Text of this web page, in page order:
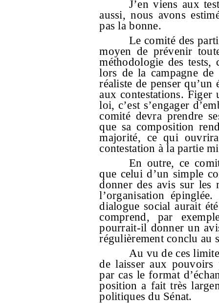
J’en viens aux
aussi, nous avons
pas la bonne.
Le comité des
moyen de prévenir
méthodologie des tests,
lors de la campagne
réaliste de penser
aux contestations. Figer
loi, c’est s’engager
comité devra prendre
que sa composition
majorité, ce qui
contestation à la partie
En outre, ce
que celui d’un simple
donner des avis sur les
l’organisation
dialogue social aurait
comprend, par
pourrait-il donner un
régulièrement conclu au
Au vu de ces
de laisser aux pouvoirs
par cas le format
position a fait très
politiques du Sénat.